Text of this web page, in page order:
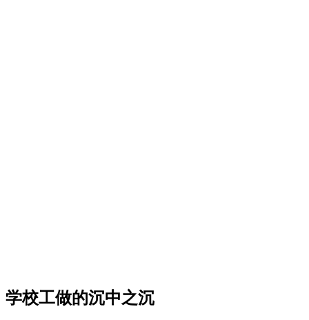
学校工做的沉中之沉